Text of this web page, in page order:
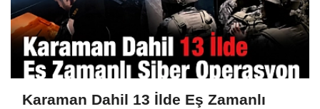
Karaman Dahil 13 İlde Eş Zamanlı